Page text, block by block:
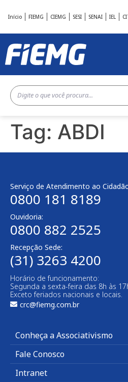
Início FIEMG CIEMG SESI SENAI IEL
Tag: ABDI
Serviço de Atendimento ao
0800 181 8189
Ouvidoria:
0800 882 2525
Recepção Sede:
(31) 3263 4200
Horário de funcionamento:
Segunda a sexta-feira das 8h às
Exceto feriados nacionais e locais.
crc@fiemg.com.br
Conheça a Associativismo
Fale Conosco
Intranet